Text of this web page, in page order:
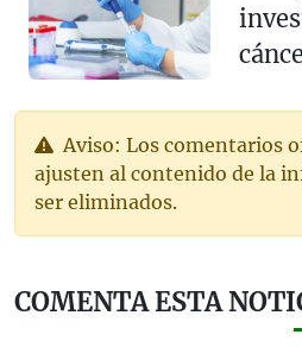
Aviso: Los comentarios
ajusten al contenido de la
ser eliminados.
COMENTA ESTA